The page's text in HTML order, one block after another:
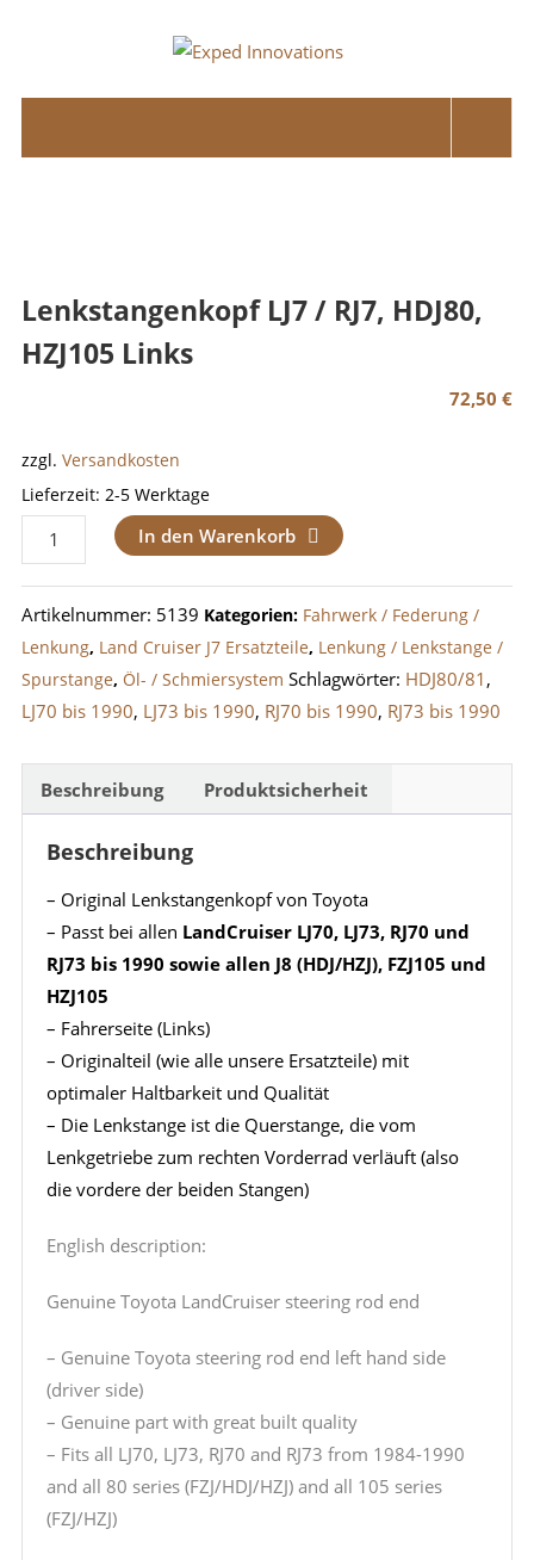
Exped
Lenkstangenkopf LJ7 / RJ7, HDJ80,
HZJ105 Links
72,50€
zzgl. Versandkosten
Lieferzeit: 2-5 Werktage
Lenkstangenkopf
LJ7
/
RJ7,
HDJ80,
HZJ105
Links
In den Warenkorb
Artikelnummer: 5139 Kategorien: Fahrwerk / Federung /
Lenkung, Land Cruiser J7 Ersatzteile, Lenkung / Lenkstange /
Spurstange, Öl- / Schmiersystem Schlagwörter: HDJ80/81 ,
LJ70 bis 1990, LJ73 bis 1990, RJ70 bis 1990, RJ73 bis 1990
Beschreibung Produktsicherheit
Beschreibung
– Original Lenkstangenkopf von Toyota
– Passt bei allen LandCruiser LJ70, LJ73, RJ70 und
RJ73 bis 1990 sowie allen J8 (HDJ/HZJ), FZJ105 und
HZJ105
– Fahrerseite (Links)
– Originalteil (wie alle unsere Ersatzteile) mit
optimaler Haltbarkeit und Qualität
– Die Lenkstange ist die Querstange, die vom
Lenkgetriebe zum rechten Vorderrad verläuft (also
die vordere der beiden Stangen)
English description:
Genuine Toyota LandCruiser steering rod end
– Genuine Toyota steering rod end left hand side
(driver side)
– Genuine part with great built quality
– Fits all LJ70, LJ73, RJ70 and RJ73 from 1984-1990
and all 80 series (FZJ/HDJ/HZJ) and all 105 series
(FZJ/HZJ)